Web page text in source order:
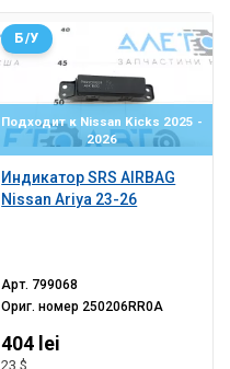
Подходит к Nissan Kicks 2025 -
2026
Индикатор SRS AIRBAG
Nissan Ariya 23-26
Б/У
Арт. 799068
Ориг. номер 250206RR0A
404 lei
23 $